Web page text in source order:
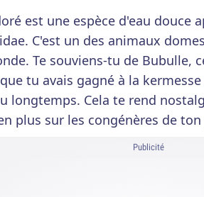
est une espèce d'eau douce
C'est un des animaux
Te souviens-tu de Bubulle,
tu avais gagné à la
longtemps. Cela te rend
plus sur les congénères de
Publicité